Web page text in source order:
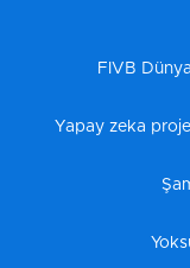
FIVB
Yapay zeka